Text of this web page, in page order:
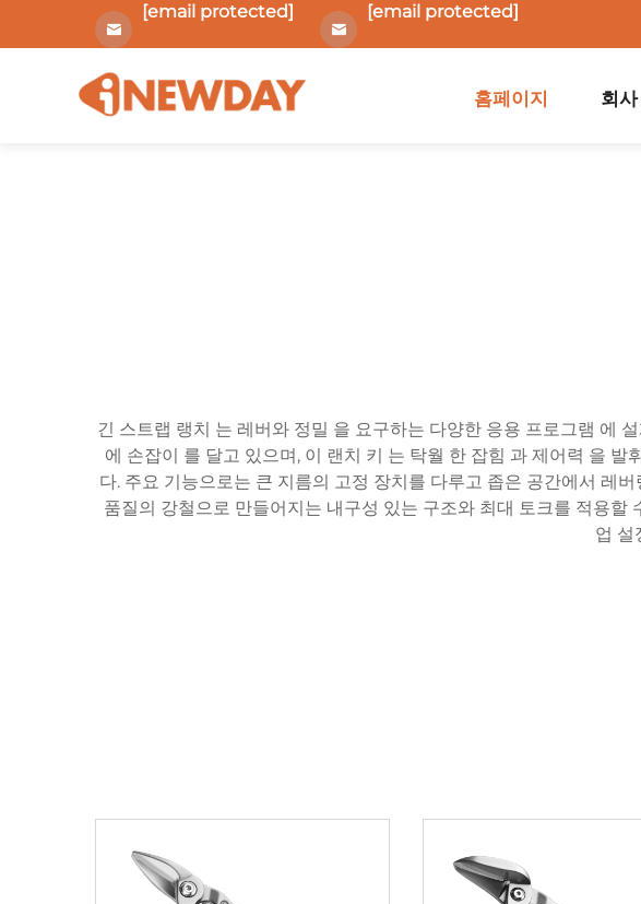
[email protected] [email protected]
홈페이지 회
긴 스트랩 랭치 는 레버와 정밀 을 요구하는 다양한 응용 프로그램 에
에 손잡이 를 달고 있으며, 이 랜치 키 는 탁월 한 잡힘 과 제어력 을
다. 주요 기능으로는 큰 지름의 고정 장치를 다루고 좁은 공간에서 레
품질의 강철으로 만들어지는 내구성 있는 구조와 최대 토크를 적용
업 설